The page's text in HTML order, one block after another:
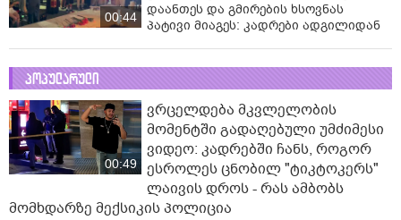
00:44
დაანთეს და გმირების ხსოვნას
პატივი მიაგეს: კადრები ადგილიდან
პოპულარული
00:49
ვრცელდება მკვლელობის
მომენტში გადაღებული უმძიმესი
ვიდეო: კადრებში ჩანს, როგორ
ესროლეს ცნობილ "ტიკტოკერს"
ლაივის დროს - რას ამბობს
მომხდარზე მექსიკის პოლიცია